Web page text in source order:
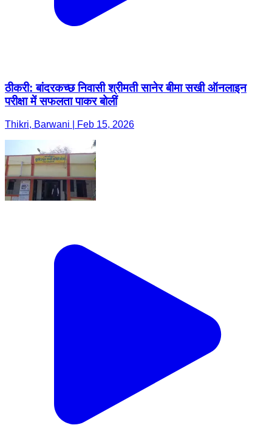
ठीकरी: बांदरकच्छ निवासी श्रीमती सानेर बीमा सखी ऑनलाइन
परीक्षा में सफलता पाकर बोलीं
Thikri, Barwani | Feb 15, 2026